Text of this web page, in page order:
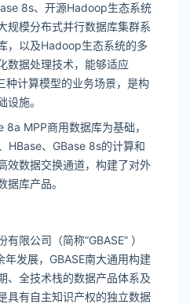
8s、开源Hadoop生态系统
规模分布式并行数据库集群系
，以及Hadoop生态系统的多
数据处理技术，能够适应
种计算模型的业务场景，是构
施。
8a MPP商用数据库为基础，
HBase、GBase 8s的计算和
效数据交换通道，构建了对外
库产品。
限公司（简称“GBASE” ）
发展，GBASE南大通用构建
、全技术栈的数据产品体系及
具有自主知识产权的独立数据